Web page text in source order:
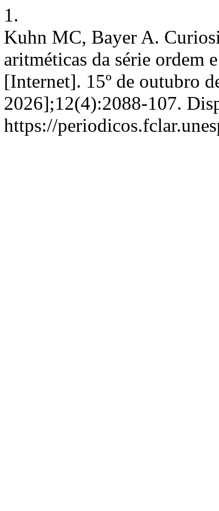
1.
Kuhn MC, Bayer A.
aritméticas da série ordem
[Internet]. 15º de outubro
2026];12(4):2088-107.
https://